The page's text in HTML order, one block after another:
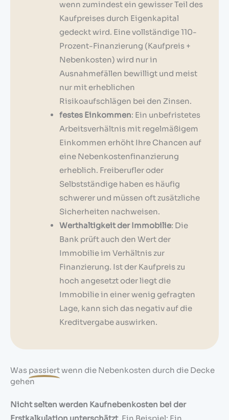
wenn zumindest ein gewisser Teil des
Kaufpreises durch Eigenkapital
gedeckt wird. Eine vollständige 110-
Prozent-Finanzierung (Kaufpreis +
Nebenkosten) wird nur in
Ausnahmefällen bewilligt und meist
nur mit erheblichen
Risikoaufschlägen bei den Zinsen.
festes Einkommen: Ein unbefristetes
Arbeitsverhältnis mit regelmäßigem
Einkommen erhöht Ihre Chancen auf
eine Nebenkostenfinanzierung
erheblich. Freiberufler oder
Selbstständige haben es häufig
schwerer und müssen oft zusätzliche
Sicherheiten nachweisen.
Werthaltigkeit der Immobilie: Die
Bank prüft auch den Wert der
Immobilie im Verhältnis zur
Finanzierung. Ist der Kaufpreis zu
hoch angesetzt oder liegt die
Immobilie in einer wenig gefragten
Lage, kann sich das negativ auf die
Kreditvergabe auswirken.
Was passiertwenn die Nebenkosten durch die Decke
gehen
Nicht selten werden Kaufnebenkosten bei der
Erstkalkulation unterschätzt. Ein Beispiel: Ein